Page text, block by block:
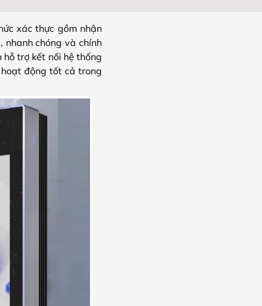
xác thực gồm nhận
chóng và chính
trợ kết nối hệ thống
động tốt cả trong